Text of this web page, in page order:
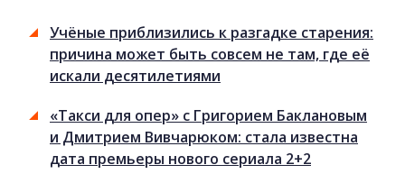
Учёные приблизились к разгадке старения:
причина может быть совсем не там, где её
искали десятилетиями
«Такси для опер» с Григорием Баклановым
и Дмитрием Вивчарюком: стала известна
дата премьеры нового сериала 2+2